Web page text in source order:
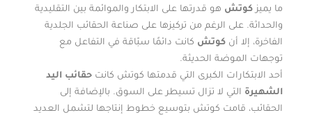
ما يميزكوتش هو قدرتها على الابتكار والموائمة بين التقليدية
والحداثة. على الرغم من تركيزها على صناعة الحقائب الجلدية
الفاخرة، إلا أنكوتش كانت دائمًا سبّاقة في التفاعل مع
توجهات الموضة الحديثة.
أحد الابتكارات الكبرى التي قدمتها كوتش كانتحقائب اليد
الشهيرة التي لا تزال تسيطر على السوق. بالإضافة إلى
الحقائب، قامت كوتش بتوسيع خطوط إنتاجها لتشمل العديد